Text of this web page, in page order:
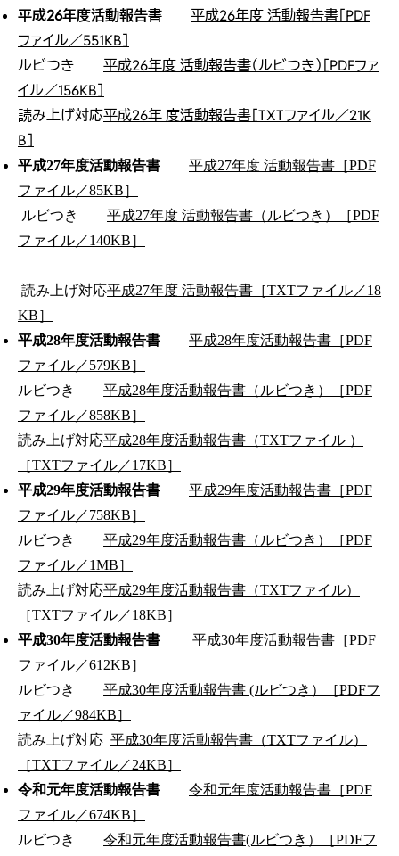
平成26年度活動報告書
平成26年度 活動報告書［PDF
ファイル／551KB］
ルビつき 平成26年度 活動報告書（ルビつき）［PDFファ
イル／156KB］
読み上げ対応平成26年 度活動報告書［TXTファイル／21K
B］
平成27年度活動報告書
平成27年度 活動報告書［PDF
ファイル／85KB］
ルビつき 平成27年度 活動報告書（ルビつき）［PDF
ファイル／140KB］
読み上げ対応平成27年度 活動報告書［TXTファイル／18
KB］
平成28年度活動報告書
平成28年度活動報告書［PDF
ファイル／579KB］
ルビつき 平成28年度活動報告書（ルビつき）［PDF
ファイル／858KB］
読み上げ対応平成28年度活動報告書（TXTファイル ）
［TXTファイル／17KB］
平成29年度活動報告書
平成29年度活動報告書［PDF
ファイル／758KB］
ルビつき 平成29年度活動報告書（ルビつき）［PDF
ファイル／1MB］
読み上げ対応平成29年度活動報告書（TXTファイル）
［TXTファイル／18KB］
平成30年度活動報告書
平成30年度活動報告書［PDF
ファイル／612KB］
ルビつき 平成30年度活動報告書 (ルビつき）［PDFフ
ァイル／984KB］
読み上げ対応 平成30年度活動報告書（TXTファイル）
［TXTファイル／24KB］
令和元年度活動報告書
令和元年度活動報告書［PDF
ファイル／674KB］
ルビつき 令和元年度活動報告書(ルビつき）［PDFフ